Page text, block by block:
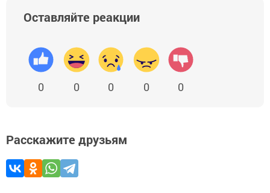
Оставляйте реакции
0 0 0 0 0
Расскажите друзьям